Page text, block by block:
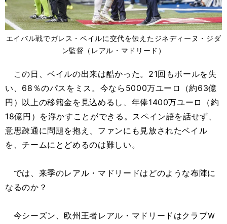
エイバル戦でガレス・ベイルに交代を伝えたジネディーヌ・ジダ
ン監督（レアル・マドリード）
この日、ベイルの出来は酷かった。21回もボールを失
い、68％のパスをミス。今なら5000万ユーロ（約63億
円）以上の移籍金を見込めるし、年俸1400万ユーロ（約
18億円）を浮かすことができる。スペイン語を話せず、
意思疎通に問題を抱え、ファンにも見放されたベイル
を、チームにとどめるのは難しい。
では、来季のレアル・マドリードはどのような布陣に
なるのか？
今シーズン、欧州王者レアル・マドリードはクラブＷ